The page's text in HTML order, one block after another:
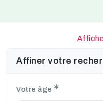
Affiner votre
Votre âge